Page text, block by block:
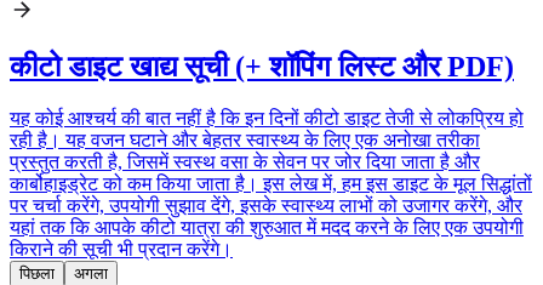
कीटो डाइट खाद्य सूची (+ शॉपिंग लिस्ट और PDF)
यह कोई आश्चर्य की बात नहीं है कि इन दिनों कीटो डाइट तेजी से लोकप्रिय हो
रही है। यह वजन घटाने और बेहतर स्वास्थ्य के लिए एक अनोखा तरीका
प्रस्तुत करती है, जिसमें स्वस्थ वसा के सेवन पर जोर दिया जाता है और
कार्बोहाइड्रेट को कम किया जाता है। इस लेख में, हम इस डाइट के मूल सिद्धांतों
पर चर्चा करेंगे, उपयोगी सुझाव देंगे, इसके स्वास्थ्य लाभों को उजागर करेंगे, और
यहां तक कि आपके कीटो यात्रा की शुरुआत में मदद करने के लिए एक उपयोगी
किराने की सूची भी प्रदान करेंगे।
पिछला अगला